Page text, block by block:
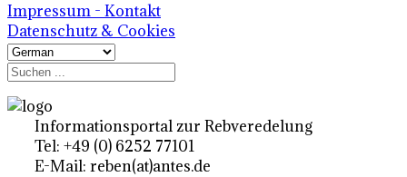
Impressum - Kontakt
Datenschutz & Cookies
Informationsportal zur Rebveredelung
Tel: +49 (0) 6252 77101
E-Mail: reben(at)antes.de